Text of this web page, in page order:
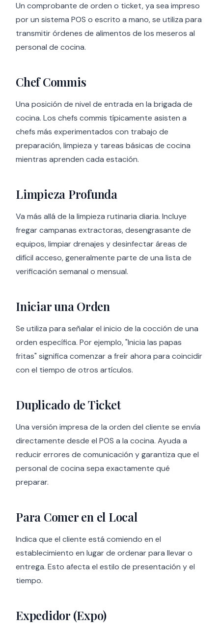
Un comprobante de orden o ticket, ya sea impreso
por un sistema POS o escrito a mano, se utiliza para
transmitir órdenes de alimentos de los meseros al
personal de cocina.
Chef Commis
Una posición de nivel de entrada en la brigada de
cocina. Los chefs commis típicamente asisten a
chefs más experimentados con trabajo de
preparación, limpieza y tareas básicas de cocina
mientras aprenden cada estación.
Limpieza Profunda
Va más allá de la limpieza rutinaria diaria. Incluye
fregar campanas extractoras, desengrasante de
equipos, limpiar drenajes y desinfectar áreas de
difícil acceso, generalmente parte de una lista de
verificación semanal o mensual.
Iniciar una Orden
Se utiliza para señalar el inicio de la cocción de una
orden específica. Por ejemplo, "Inicia las papas
fritas" significa comenzar a freír ahora para coincidir
con el tiempo de otros artículos.
Duplicado de Ticket
Una versión impresa de la orden del cliente se envía
directamente desde el POS a la cocina. Ayuda a
reducir errores de comunicación y garantiza que el
personal de cocina sepa exactamente qué
preparar.
Para Comer en el Local
Indica que el cliente está comiendo en el
establecimiento en lugar de ordenar para llevar o
entrega. Esto afecta el estilo de presentación y el
tiempo.
Expedidor (Expo)